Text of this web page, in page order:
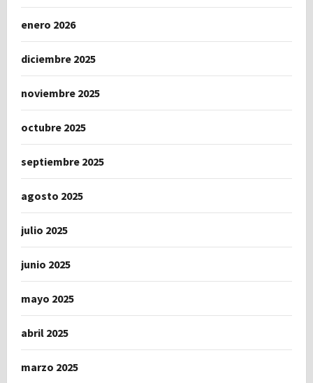
enero 2026
diciembre 2025
noviembre 2025
octubre 2025
septiembre 2025
agosto 2025
julio 2025
junio 2025
mayo 2025
abril 2025
marzo 2025